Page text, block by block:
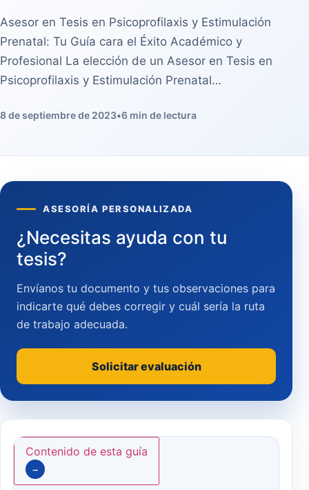
Asesor en Tesis en Psicoprofilaxis y Estimulación
Prenatal: Tu Guía cara el Éxito Académico y
Profesional La elección de un Asesor en Tesis en
Psicoprofilaxis y Estimulación Prenatal…
8 de septiembre de 2023•6 min de lectura
Contenido de esta guía
−
ASESORÍA PERSONALIZADA
¿Necesitas ayuda con tu
tesis?
Envíanos tu documento y tus observaciones para
indicarte qué debes corregir y cuál sería la ruta
de trabajo adecuada.
Solicitar evaluación